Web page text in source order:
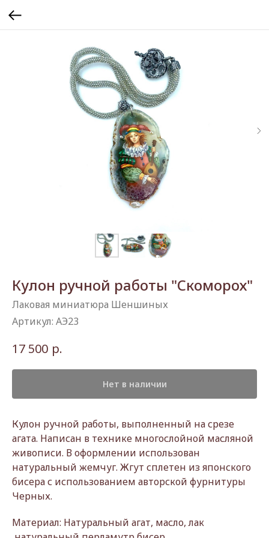
Кулон ручной работы "Скоморох"
Лаковая миниатюра Шеншиных
Артикул: АЭ23
17 500 р.
Нет в наличии
Кулон ручной работы, выполненный на срезе
агата. Написан в технике многослойной масляной
живописи. В оформлении использован
натуральный жемчуг. Жгут сплетен из японского
бисера с использованием авторской фурнитуры
Черных.
Материал: Натуральный агат, масло, лак